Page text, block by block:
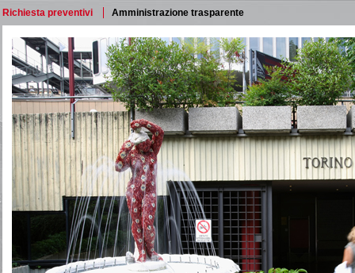
Richiesta preventivi Amministrazione trasparente